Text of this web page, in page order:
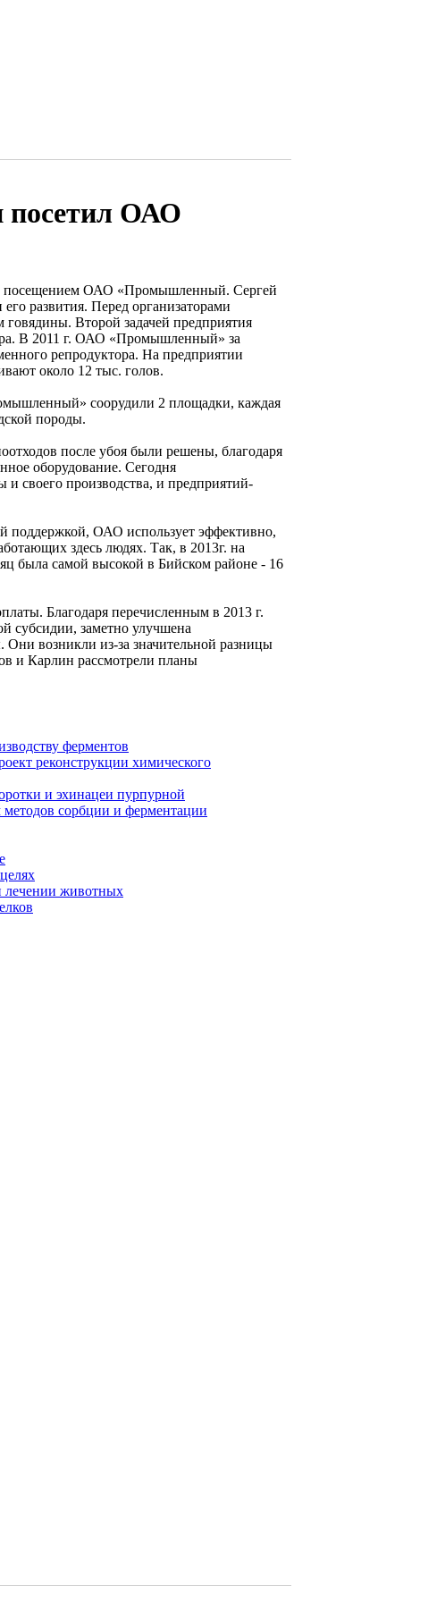
посетил ОАО
посещением ОАО «Промышленный. Сергей
развития. Перед организаторами
говядины. Второй задачей предприятия
В 2011 г. ОАО «Промышленный» за
репродуктора. На предприятии
около 12 тыс. голов.
соорудили 2 площадки, каждая
породы.
после убоя были решены, благодаря
оборудование. Сегодня
своего производства, и предприятий-
поддержкой, ОАО использует эффективно,
здесь людях. Так, в 2013г. на
была самой высокой в Бийском районе - 16
Благодаря перечисленным в 2013 г.
субсидии, заметно улучшена
Они возникли из-за значительной разницы
и Карлин рассмотрели планы
ферментов
реконструкции химического
и эхинацеи пурпурной
сорбции и ферментации
лечении животных